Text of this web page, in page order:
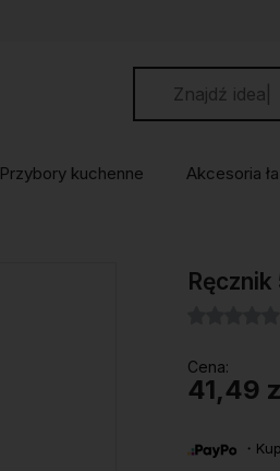
Przybory kuchenne Akcesoria
Cena:
41,49
・